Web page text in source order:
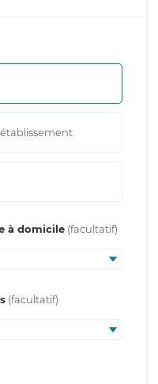
à domicile